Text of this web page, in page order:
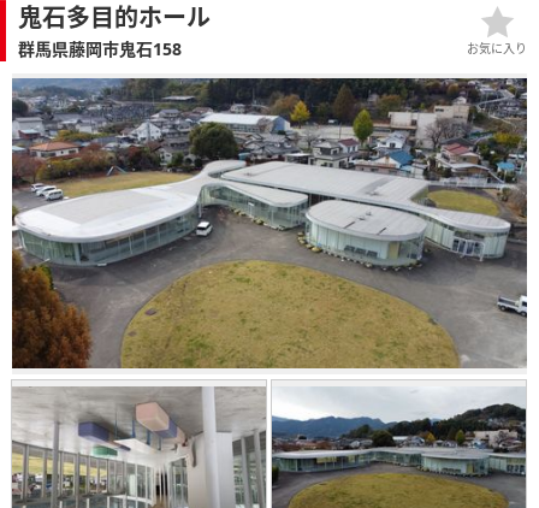
鬼石多目的ホール
群馬県藤岡市鬼石158 お気に入り